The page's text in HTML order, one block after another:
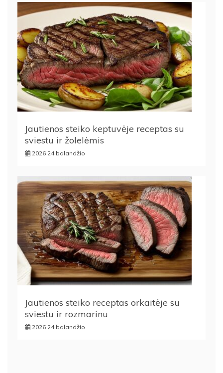
Jautienos steiko keptuvėje receptas su
sviestu ir žolelėmis
2026 24 balandžio
Jautienos steiko receptas orkaitėje su
sviestu ir rozmarinu
2026 24 balandžio